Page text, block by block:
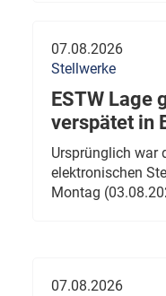
07.08.2026
Stellwerke
ESTW Lage
verspätet in
Ursprünglich war
elektronischen
Montag
07.08.2026